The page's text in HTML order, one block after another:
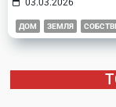
ДОМ ЗЕМЛЯ